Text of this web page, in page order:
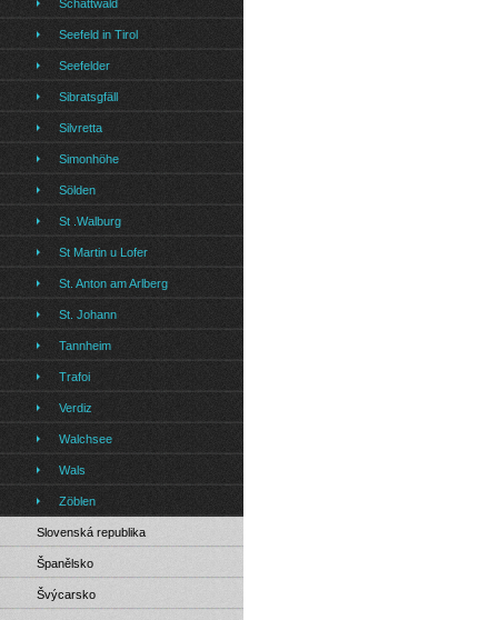
Schattwald
Seefeld in Tirol
Seefelder
Sibratsgfäll
Silvretta
Simonhöhe
Sölden
St .Walburg
St Martin u Lofer
St. Anton am Arlberg
St. Johann
Tannheim
Trafoi
Verdiz
Walchsee
Wals
Zöblen
Slovenská republika
Španělsko
Švýcarsko